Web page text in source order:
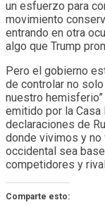
un esfuerzo para
movimiento
entrando en otra
algo que Trump
Pero el gobierno
de controlar no
nuestro
emitido por la Casa
declaraciones de
donde vivimos y
occidental sea
competidores y
Comparte esto: